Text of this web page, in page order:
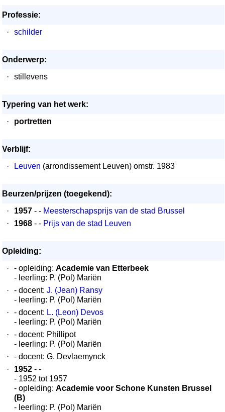
Professie:
·
schilder
Onderwerp:
·
stillevens
Typering van het werk:
·
portretten
Verblijf:
·
Leuven (arrondissement Leuven) omstr. 1983
Beurzen/prijzen (toegekend):
·
1957 - - Meesterschapsprijs van de stad Brussel
·
1968 - - Prijs van de stad Leuven
Opleiding:
·
- opleiding: Academie van Etterbeek
- leerling: P. (Pol) Mariën
·
- docent: J. (Jean) Ransy
- leerling: P. (Pol) Mariën
·
- docent: L. (Leon) Devos
- leerling: P. (Pol) Mariën
·
- docent: Phillipot
- leerling: P. (Pol) Mariën
·
- docent: G. Devlaemynck
·
1952 - -
- 1952 tot 1957
- opleiding: Academie voor Schone Kunsten Brussel
(B)
- leerling: P. (Pol) Mariën